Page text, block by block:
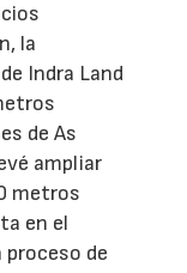
la
Indra Land
de As
ampliar
metros
en el
de